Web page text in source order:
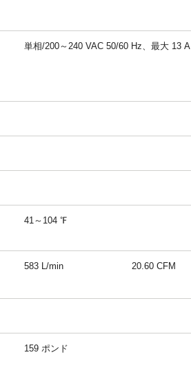
単相/200～240 VAC 50/60 Hz、最大 13 A
41～104 ℉
583 L/min 20.60 CFM
159 ポンド